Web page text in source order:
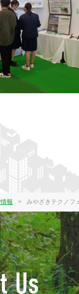
報 みやざきテクノフ
Us